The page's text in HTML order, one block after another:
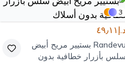
3
د.إ٤٩٫١١
Randevu بستيير مريح أبيض
سلس بأزرار خطافية بدون